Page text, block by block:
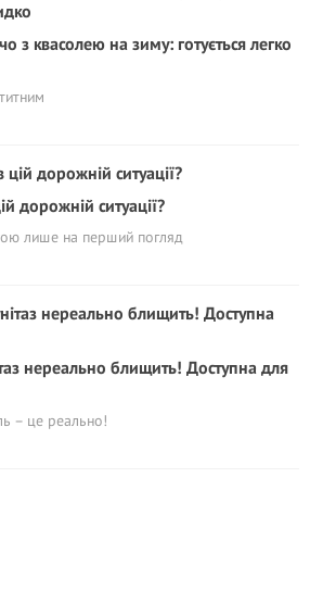
з квасолею на зиму: готується легко
дорожній ситуації?
лише на перший погляд
нереально блищить! Доступна для
– це реально!